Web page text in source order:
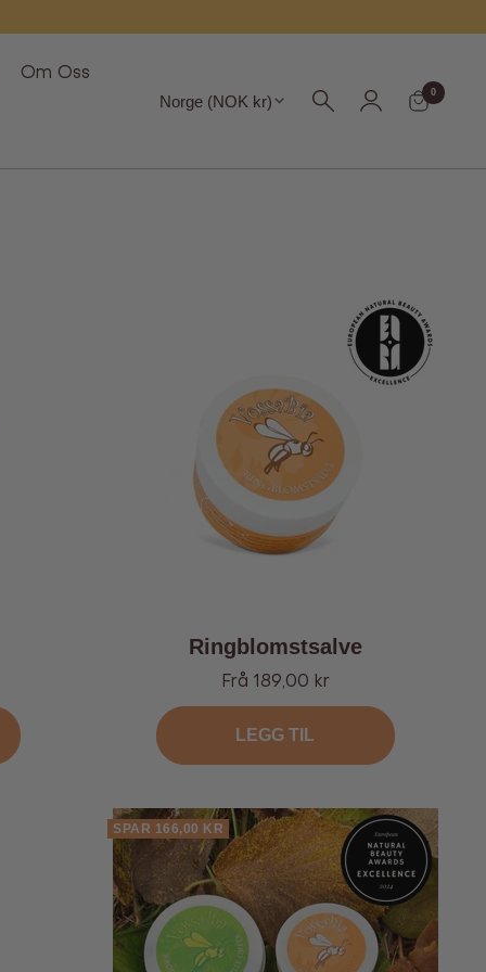
Om Oss
Region
Norge (NOK kr) 0
Ringblomstsalve
Tilbud
Frå 189,00 kr
LEGG TIL
SPAR 166,00 KR